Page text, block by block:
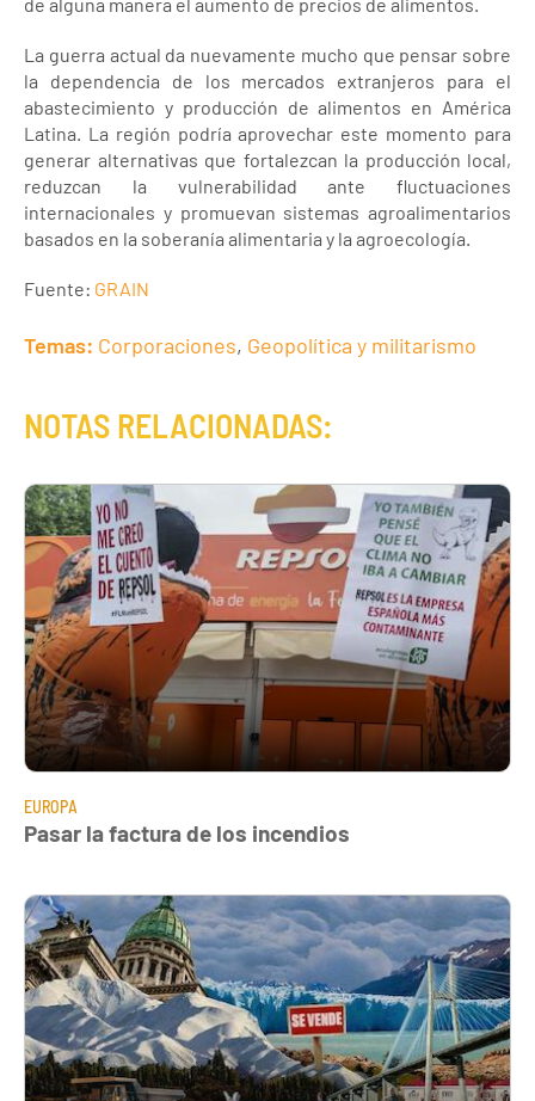
La guerra actual da nuevamente mucho que pensar sobre
la dependencia de los mercados extranjeros para el
abastecimiento y producción de alimentos en América
Latina. La región podría aprovechar este momento para
generar alternativas que fortalezcan la producción local,
reduzcan la vulnerabilidad ante fluctuaciones
internacionales y promuevan sistemas agroalimentarios
basados en la soberanía alimentaria y la agroecología.
Fuente: GRAIN
Temas: Corporaciones, Geopolítica y militarismo
NOTAS RELACIONADAS:
EUROPA
Pasar la factura de los incendios